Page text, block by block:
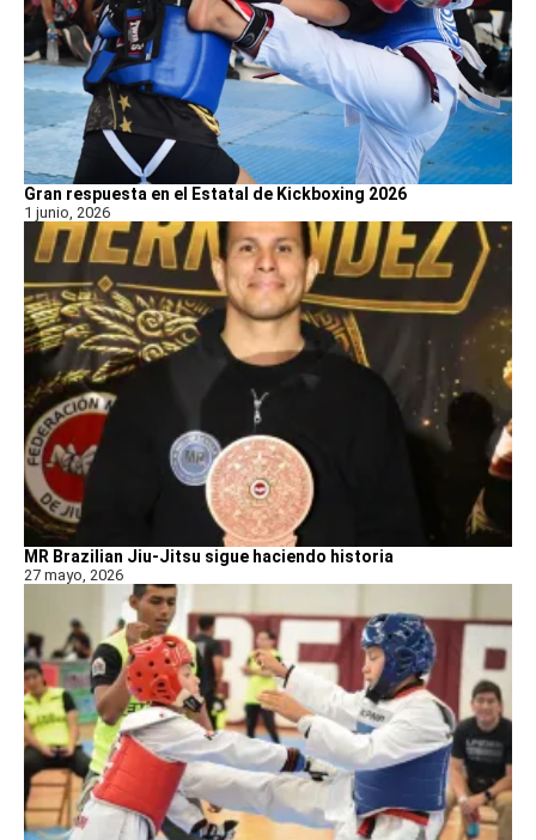
Gran respuesta en el Estatal de Kickboxing 2026
1 junio, 2026
MR Brazilian Jiu-Jitsu sigue haciendo historia
27 mayo, 2026